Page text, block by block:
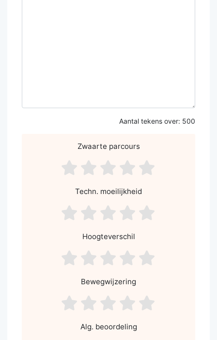
Aantal tekens over: 500
Zwaarte parcours
asdf4
asdf3
asdf2
asdf1
Techn. moeilijkheid
asdf4
asdf3
asdf2
asdf1
Hoogteverschil
asdf4
asdf3
asdf2
asdf1
Bewegwijzering
asdf4
asdf3
asdf2
asdf1
Alg. beoordeling